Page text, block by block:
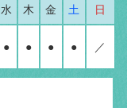
水 木 金 土 日
● ● ● ● ／